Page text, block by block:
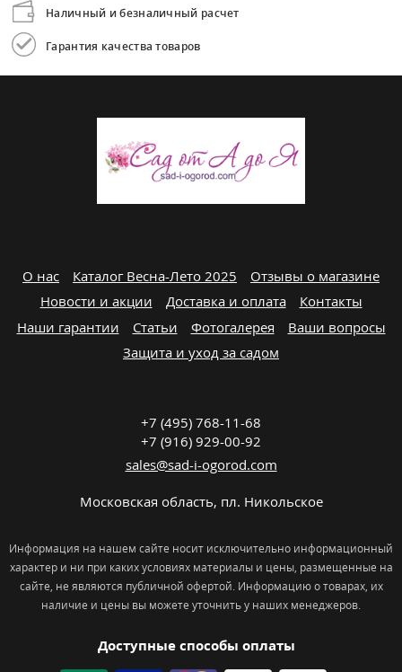
Наличный и безналичный расчет
Гарантия качества товаров
О нас Каталог Весна-Лето 2025
Отзывы о магазине
Новости и акции
Доставка и оплата
Контакты
Наши гарантии
Статьи Фотогалерея
Ваши вопросы
Защита и уход за садом
Доступные способы оплаты
+7 (495) 768-11-68
+7 (916) 929-00-92
sales@sad-i-ogorod.com
Московская область, пл. Никольcкое
Информация на нашем сайте носит исключительно информационный
характер и ни при каких условиях материалы и цены, размещенные на
сайте, не являются публичной офертой. Информацию о товарах, их
наличие и цены вы можете уточнить у наших менеджеров.